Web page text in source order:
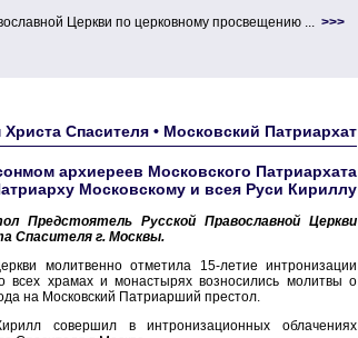
Церкви по церковному просвещению ... >>>
Спасителя • Московский Патриархат
архиереев Московского Патриархата
Московскому и всея Руси Кириллу
Предстоятель Русской Православной Церкви
Спасителя г. Москвы.
молитвенно отметила 15-летие интронизации
всех храмах и монастырях возносились молитвы о
на Московский Патриарший престол.
совершил в интронизационных облачениях